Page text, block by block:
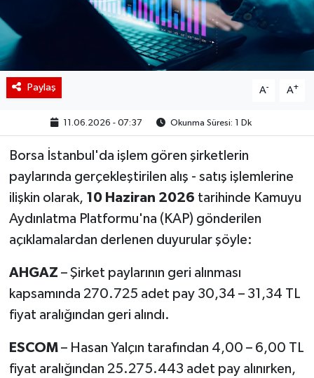
Paylaş A- A+
11.06.2026 - 07:37 Okunma Süresi: 1 Dk
Borsa İstanbul'da işlem gören şirketlerin
paylarında gerçekleştirilen alış - satış işlemlerine
ilişkin olarak, 10 Haziran 2026 tarihinde Kamuyu
Aydınlatma Platformu'na (KAP) gönderilen
açıklamalardan derlenen duyurular şöyle:
AHGAZ – Şirket paylarının geri alınması
kapsamında 270.725 adet pay 30,34 – 31,34 TL
fiyat aralığından geri alındı.
ESCOM – Hasan Yalçın tarafından 4,00 – 6,00 TL
fiyat aralığından 25.275.443 adet pay alınırken,
Hakkımızda